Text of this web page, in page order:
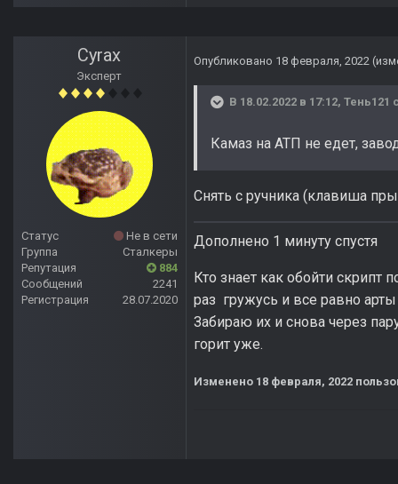
Cyrax
Эксперт
Статус
Не в сети
Группа
Сталкеры
Репутация
884
Сообщений
2241
Регистрация
28.07.2020
Опубликовано 18 февраля, 2022
В 18.02.2022 в 17:12, Тень121
Камаз на АТП не едет,
Снять с ручника (клавиша
Дополнено 1 минуту спустя
Кто знает как обойти скрипт
раз гружусь и все равно
Забираю их и снова через
горит уже.
Изменено 18 февраля, 2022